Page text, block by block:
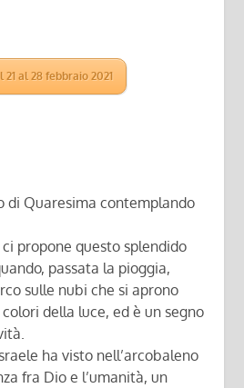
al 28 febbraio 2021
di Quaresima contemplando
propone questo splendido
passata la pioggia,
sulle nubi che si aprono
della luce, ed è un segno
ha visto nell’arcobaleno
fra Dio e l’umanità, un